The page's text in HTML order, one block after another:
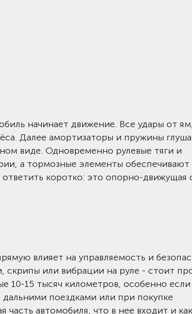
начинает движение. Все удары от
Далее амортизаторы и пружины
виде. Одновременно рулевые тяги и
а тормозные элементы
коротко: это опорно-движущая
влияет на управляемость и
скрипы или вибрации на руле - стоит
10-15 тысяч километров, особенно
поездками или при покупке
часть автомобиля, что в нее входит и